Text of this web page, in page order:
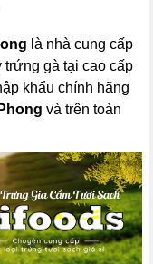
là nhà cung cấp
gà tại cao cấp
khẩu chính hãng
và trên toàn